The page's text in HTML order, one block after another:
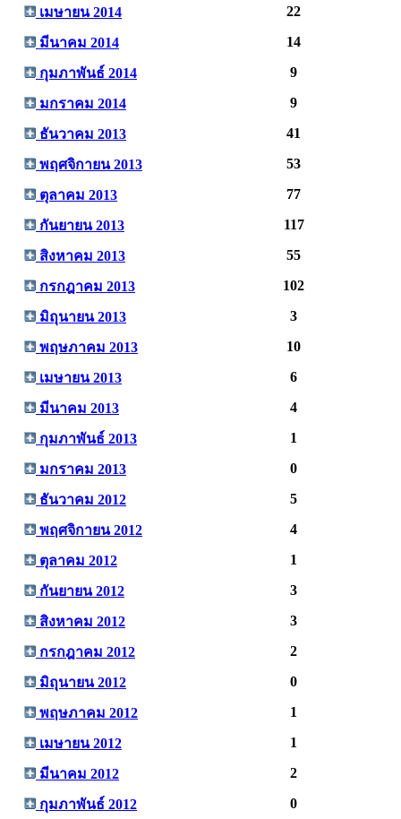
เมษายน 2014 22
มีนาคม 2014 14
กุมภาพันธ์ 2014 9
มกราคม 2014 9
ธันวาคม 2013 41
พฤศจิกายน 2013 53
ตุลาคม 2013 77
กันยายน 2013 117
สิงหาคม 2013 55
กรกฎาคม 2013 102
มิถุนายน 2013 3
พฤษภาคม 2013 10
เมษายน 2013 6
มีนาคม 2013 4
กุมภาพันธ์ 2013 1
มกราคม 2013 0
ธันวาคม 2012 5
พฤศจิกายน 2012 4
ตุลาคม 2012 1
กันยายน 2012 3
สิงหาคม 2012 3
กรกฎาคม 2012 2
มิถุนายน 2012 0
พฤษภาคม 2012 1
เมษายน 2012 1
มีนาคม 2012 2
กุมภาพันธ์ 2012 0